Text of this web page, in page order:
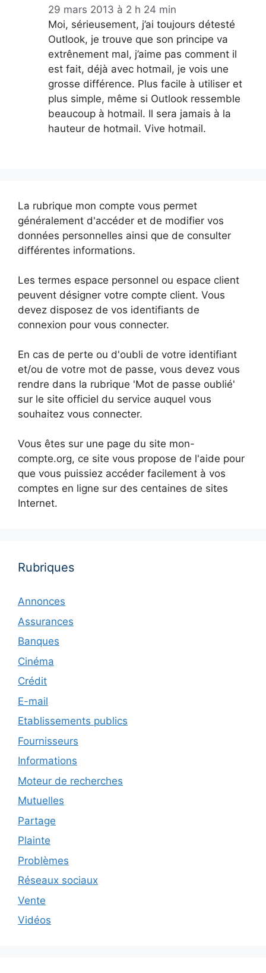
29 mars 2013 à 2 h 24 min
Moi, sérieusement, j’ai toujours détesté
Outlook, je trouve que son principe va
extrênement mal, j’aime pas comment il
est fait, déjà avec hotmail, je vois une
grosse différence. Plus facile à utiliser et
plus simple, même si Outlook ressemble
beaucoup à hotmail. Il sera jamais à la
hauteur de hotmail. Vive hotmail.
La rubrique mon compte vous permet
généralement d'accéder et de modifier vos
données personnelles ainsi que de consulter
différentes informations.
Les termes espace personnel ou espace client
peuvent désigner votre compte client. Vous
devez disposez de vos identifiants de
connexion pour vous connecter.
En cas de perte ou d'oubli de votre identifiant
et/ou de votre mot de passe, vous devez vous
rendre dans la rubrique 'Mot de passe oublié'
sur le site officiel du service auquel vous
souhaitez vous connecter.
Vous êtes sur une page du site mon-
compte.org, ce site vous propose de l'aide pour
que vous puissiez accéder facilement à vos
comptes en ligne sur des centaines de sites
Internet.
Rubriques
Annonces
Assurances
Banques
Cinéma
Crédit
E-mail
Etablissements publics
Fournisseurs
Informations
Moteur de recherches
Mutuelles
Partage
Plainte
Problèmes
Réseaux sociaux
Vente
Vidéos